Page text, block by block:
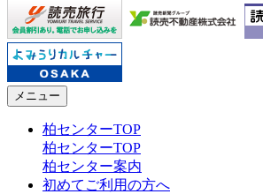
メニュー
柏センターTOP
柏センターTOP
柏センター案内
初めてご利用の方へ